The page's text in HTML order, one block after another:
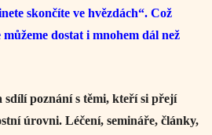
skončíte ve hvězdách“. Což
můžeme dostat i mnohem dál než
sdílí poznání s těmi, kteří si přejí
úrovni. Léčení, semináře, články,